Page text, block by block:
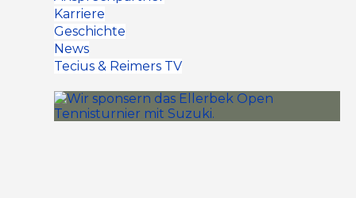
Karriere
Geschichte
News
Tecius & Reimers TV